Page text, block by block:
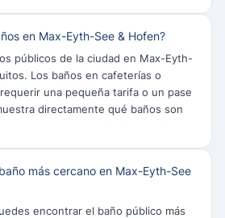
en Max-Eyth-See & Hofen?
públicos de la ciudad en Max-Eyth-
Los baños en cafeterías o
una pequeña tarifa o un pase
directamente qué baños son
más cercano en Max-Eyth-See
encontrar el baño público más